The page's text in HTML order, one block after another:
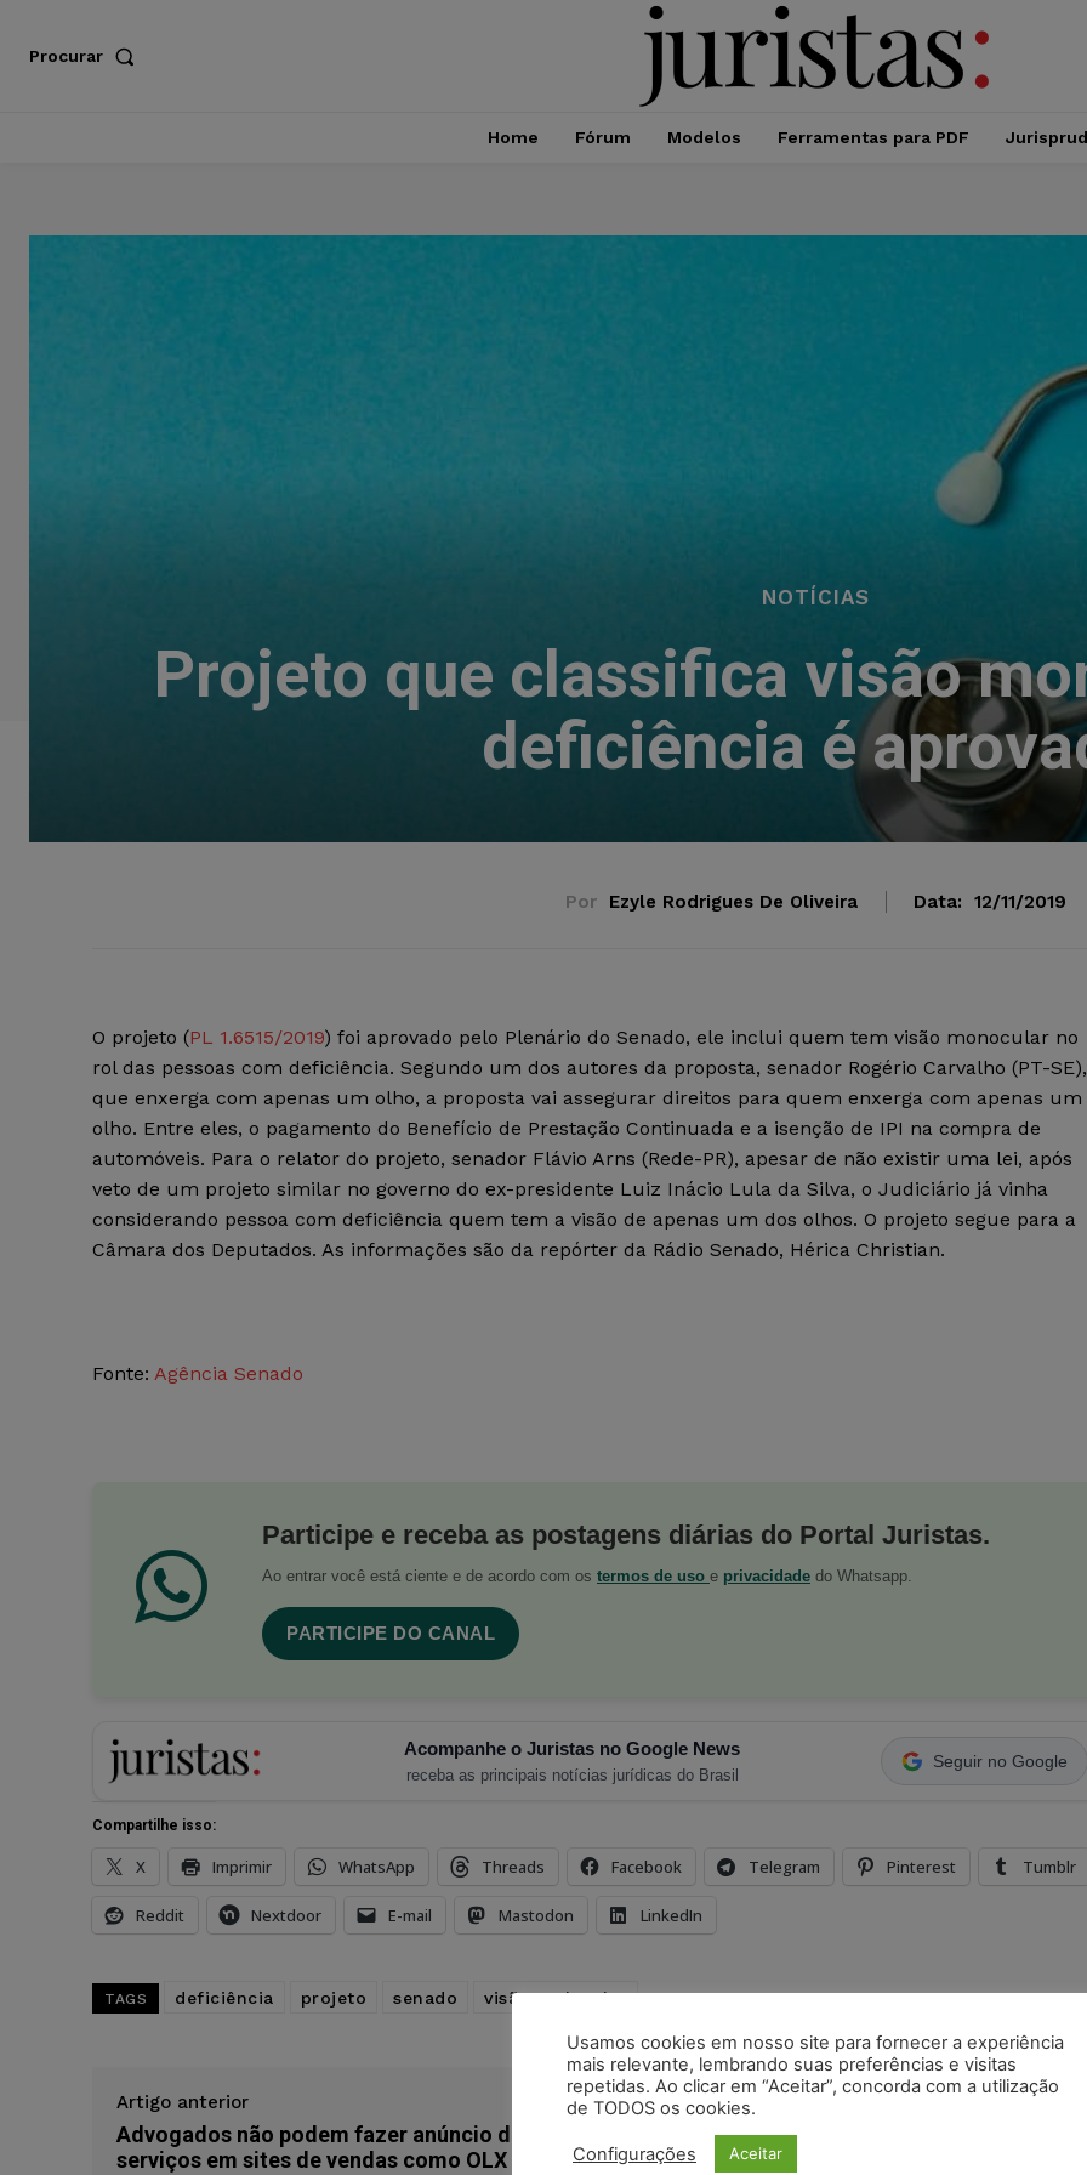
Procurar
Home Fórum Modelos Ferramentas para PDF
NOTÍCIAS
Projeto que classifica visão
deficiência é
Por Ezyle Rodrigues De Oliveira Data: 12/11/2019
O projeto (PL 1.6515/2019) foi aprovado pelo Plenário do Senado, ele inclui quem tem visão monocular no
rol das pessoas com deficiência. Segundo um dos autores da proposta, senador Rogério Carvalho (PT-SE),
que enxerga com apenas um olho, a proposta vai assegurar direitos para quem enxerga com apenas um
olho. Entre eles, o pagamento do Benefício de Prestação Continuada e a isenção de IPI na compra de
automóveis. Para o relator do projeto, senador Flávio Arns (Rede-PR), apesar de não existir uma lei, após
veto de um projeto similar no governo do ex-presidente Luiz Inácio Lula da Silva, o Judiciário já vinha
considerando pessoa com deficiência quem tem a visão de apenas um dos olhos. O projeto segue para a
Câmara dos Deputados. As informações são da repórter da Rádio Senado, Hérica Christian.
Fonte: Agência Senado
Participe e receba as postagens diárias do Portal Juristas.
Ao entrar você está ciente e de acordo com os termos de uso e privacidade do Whatsapp.
PARTICIPE DO CANAL
Acompanhe o Juristas no Google News
receba as principais notícias jurídicas do Brasil
Seguir no Google
Compartilhe isso:
X Imprimir WhatsApp Threads Facebook Telegram Pinterest Tumblr
Reddit Nextdoor E-mail Mastodon LinkedIn
TAGS deficiência projeto senado visão molecular
Artigo anterior
Advogados não podem fazer anúncio de
serviços em sites de vendas como OLX
Próximo artigo
Em nota, OAB sai em defesa de advogada
Usamos cookies em nosso site para fornecer a experiência
mais relevante, lembrando suas preferências e visitas
repetidas. Ao clicar em “Aceitar”, concorda com a utilização
de TODOS os cookies.
Configurações Aceitar